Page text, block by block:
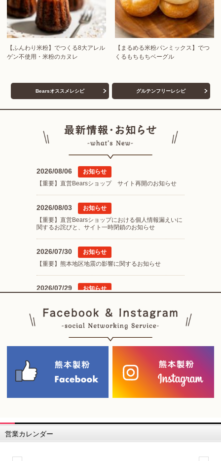
【ふんわり米粉】でつくる8大アレル
ゲン不使用・米粉のカヌレ
【まるめる米粉パンミックス】でつ
くるもちもちベーグル
Bearsオススメレシピ グルテンフリーレシピ
営業カレンダー